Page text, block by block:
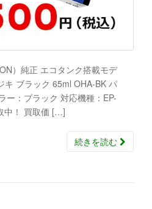
）純正 エコタンク搭載モデ
キ ブラック 65ml OHA-BK パ
ー：ブラック 対応機種：EP-
中！ 買取価 […]
続きを読む